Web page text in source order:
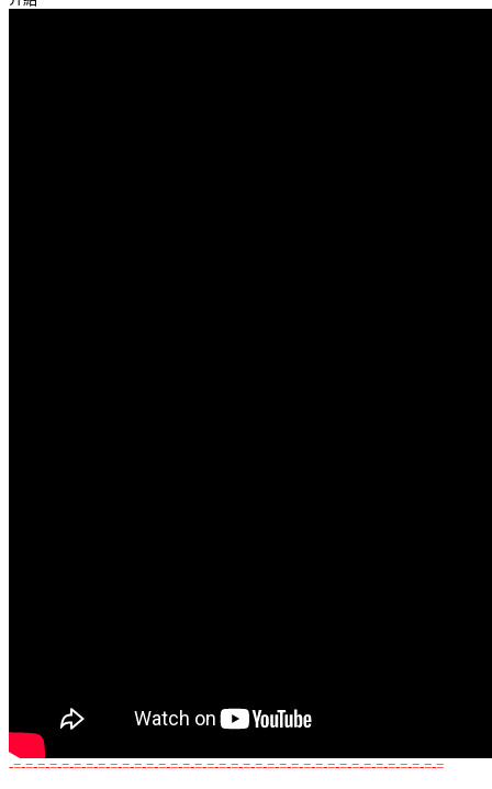
-=-=-=-=-=-=-=-=-=-=-=-=-=-=-=-=-=-=-=-=-=-=-=-=-=-=-=-=-=-=-=-=-=-=-=-=